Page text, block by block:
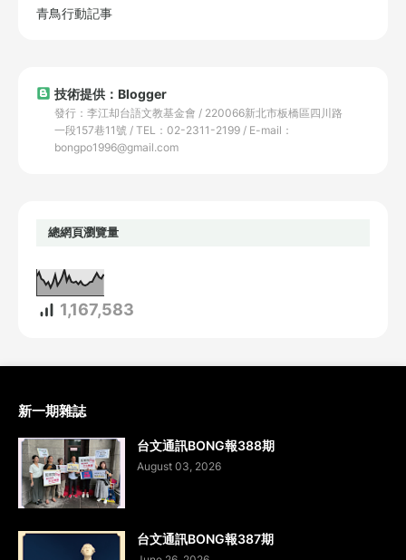
青鳥行動記事
技術提供：Blogger
發行：李江却台語文教基金會 / 220066新北市板橋區四川路
一段157巷11號 / TEL：02-2311-2199 / E-mail：
bongpo1996@gmail.com
總網頁瀏覽量
1,167,583
新一期雜誌
台文通訊BONG報388期
August 03, 2026
台文通訊BONG報387期